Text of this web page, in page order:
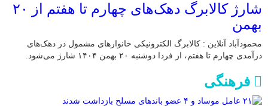
شارژ کالابرگ دهک‌های چهارم تا هفتم از ۲۰
بهمن
محمودآباد آنلاین : کالابرگ الکترونیکی خانوار‌های مشمول در دهک‌های
درآمدی چهارم تا هفتم، از فردا دوشنبه ۲۰ بهمن ۱۴۰۴ شارژ می‌شود.
فرهنگی